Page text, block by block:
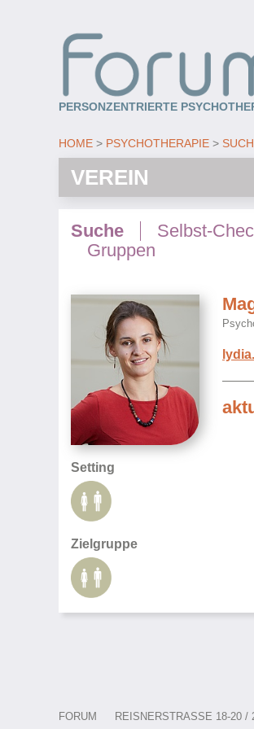
PERSONZENTRIERTE
HOME PSYCHOTHERAPIE
VEREIN
Suche Selbst-
Gruppen
Setting
Zielgruppe
FORUM REISNERSTRASSE 18-20 /